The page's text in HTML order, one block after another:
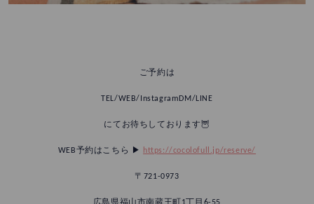
ご予約は
TEL/WEB/InstagramDM/LINE
にてお待ちしております🦉
WEB予約はこちら ▶︎ https://cocolofull.jp/reserve/
〒721-0973